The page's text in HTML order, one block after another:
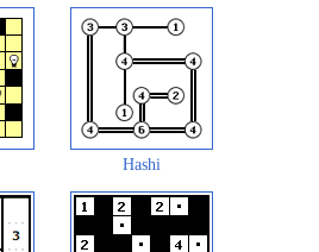
Hashi